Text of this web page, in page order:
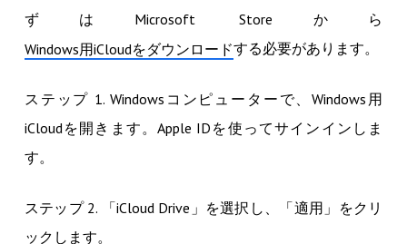
ずはMicrosoft Storeから
Windows用iCloudをダウンロードする必要があります。
ステップ 1. Windowsコンピューターで、Windows用
iCloudを開きます。Apple IDを使ってサインインしま
す。
ステップ 2. 「iCloud Drive」を選択し、「適用」をクリ
ックします。